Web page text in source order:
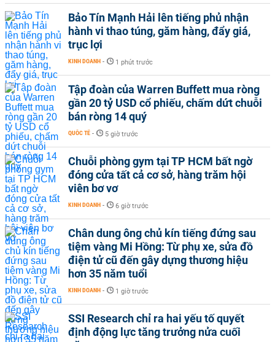
Bảo Tín Mạnh Hải lên tiếng phủ nhận
hành vi thao túng, găm hàng, đẩy giá,
trục lợi
KINH DOANH - 1 phút trước
Tập đoàn của Warren Buffett mua ròng
gần 20 tỷ USD cổ phiếu, chấm dứt chuỗi
bán ròng 14 quý
QUỐC TẾ - 5 giờ trước
Chuỗi phòng gym tại TP HCM bất ngờ
đóng cửa tất cả cơ sở, hàng trăm hội
viên bơ vơ
KINH DOANH - 6 giờ trước
Chân dung ông chủ kín tiếng đứng sau
tiệm vàng Mi Hồng: Từ phụ xe, sửa đồ
điện tử cũ đến gây dựng thương hiệu
hơn 35 năm tuổi
KINH DOANH - 1 giờ trước
SSI Research chỉ ra hai yếu tố quyết
định động lực tăng trưởng nửa cuối